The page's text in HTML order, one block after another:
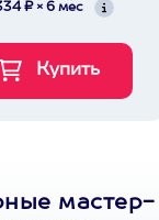
₽ × 6 мес
мастер-